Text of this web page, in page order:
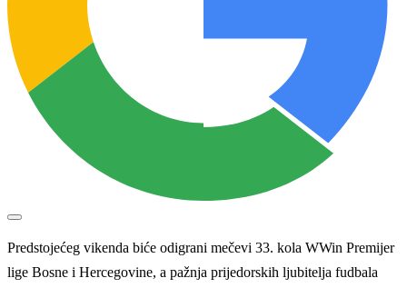
Predstojećeg vikenda biće odigrani mečevi 33. kola WWin Premijer
lige Bosne i Hercegovine, a pažnja prijedorskih ljubitelja fudbala